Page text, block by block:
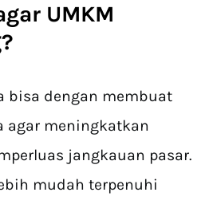
UMKM
bisa dengan membuat
agar meningkatkan
jangkauan pasar.
mudah terpenuhi